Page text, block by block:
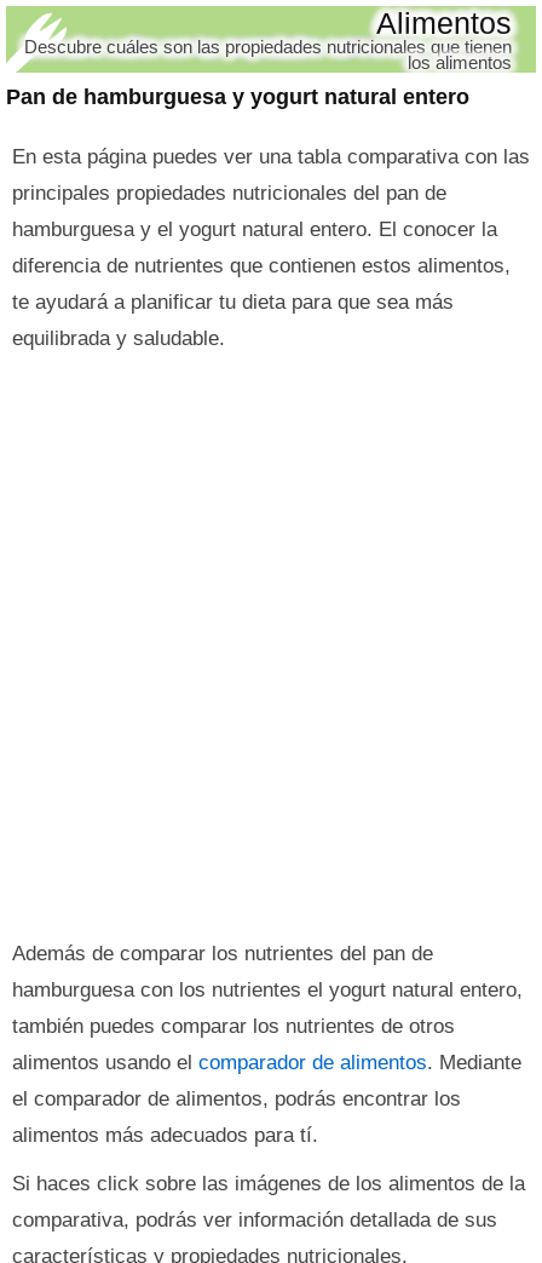
Pan de hamburguesa y yogurt natural entero
Alimentos
Descubre cuáles son las propiedades nutricionales que tienen
los alimentos
En esta página puedes ver una tabla comparativa con las
principales propiedades nutricionales del pan de
hamburguesa y el yogurt natural entero. El conocer la
diferencia de nutrientes que contienen estos alimentos,
te ayudará a planificar tu dieta para que sea más
equilibrada y saludable.
Además de comparar los nutrientes del pan de
hamburguesa con los nutrientes el yogurt natural entero,
también puedes comparar los nutrientes de otros
alimentos usando el comparador de alimentos. Mediante
el comparador de alimentos, podrás encontrar los
alimentos más adecuados para tí.
Si haces click sobre las imágenes de los alimentos de la
comparativa, podrás ver información detallada de sus
características y propiedades nutricionales.